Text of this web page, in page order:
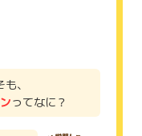
から送られる購入完
ておりポイントが獲
。
、
ってなに？